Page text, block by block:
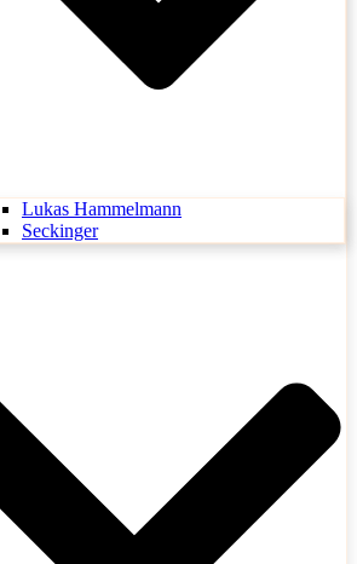
Lukas Hammelmann
Seckinger